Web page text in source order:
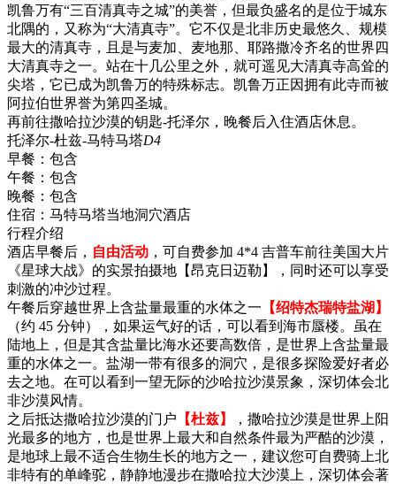
凯鲁万有“三百清真寺之城”的美誉，但最负盛名的是位于城东
北隅的，又称为“大清真寺”。它不仅是北非历史最悠久、规模
最大的清真寺，且是与麦加、麦地那、耶路撒冷齐名的世界四
大清真寺之一。站在十几公里之外，就可遥见大清真寺高耸的
尖塔，它已成为凯鲁万的特殊标志。凯鲁万正因拥有此寺而被
阿拉伯世界誉为第四圣城。
再前往撒哈拉沙漠的钥匙-托泽尔，晚餐后入住酒店休息。
托泽尔-杜兹-马特马塔D4
早餐： 包含
午餐： 包含
晚餐： 包含
住宿： 马特马塔当地洞穴酒店
行程介绍
酒店早餐后， 自由活动 ，可自费参加 4*4 吉普车前往美国大片
《星球大战》的实景拍摄地【昂克日迈勒】，同时还可以享受
刺激的冲沙过程。
午餐后穿越世界上含盐量最重的水体之一 【绍特杰瑞特盐湖】
（约 45 分钟），如果运气好的话，可以看到海市蜃楼。虽在
陆地上，但是其含盐量比海水还要高数倍，是世界上含盐量最
重的水体之一。盐湖一带有很多的洞穴，是很多探险爱好者必
去之地。在可以看到一望无际的沙哈拉沙漠景象，深切体会北
非沙漠风情。
之后抵达撒哈拉沙漠的门户 【杜兹】
，撒哈拉沙漠是世界上阳
光最多的地方，也是世界上最大和自然条件最为严酷的沙漠，
是地球上最不适合生物生长的地方之一，建议您可自费骑上北
非特有的单峰驼，静静地漫步在撒哈拉大沙漠上，深切体会著